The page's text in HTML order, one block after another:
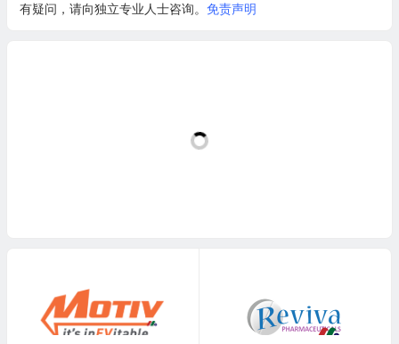
有疑问，请向独立专业人士咨询。 免责声明